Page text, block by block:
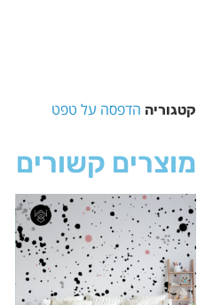
קטגוריה הדפסה על טפט
מוצרים קשורים